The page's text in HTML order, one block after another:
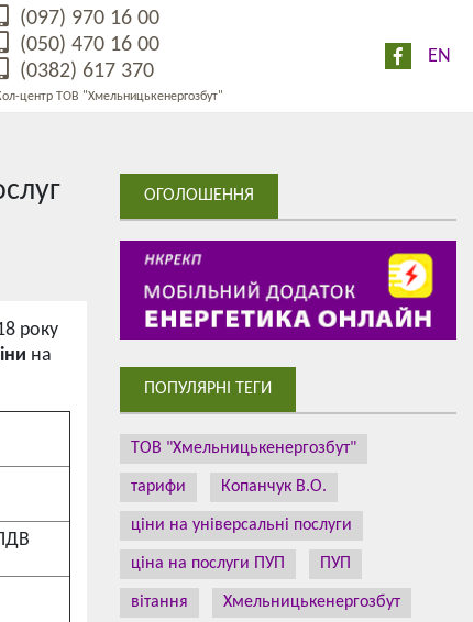
(097) 970 16 00
(050) 470 16 00
(0382) 617 370
центр ТОВ "Хмельницькенергозбут"
EN
року
на
ОГОЛОШЕННЯ
ПОПУЛЯРНІ ТЕГИ
ТОВ "Хмельницькенергозбут"
тарифи Копанчук В.О.
ціни на універсальні послуги
ціна на послуги ПУП ПУП
вітання Хмельницькенергозбут